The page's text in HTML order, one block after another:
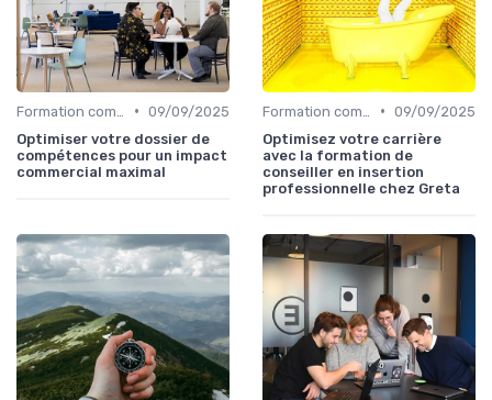
• 09/09/2025
Optimiser votre dossier de
compétences pour un impact
commercial maximal
• 09/09/2025
Optimisez votre carrière
avec la formation de
conseiller en insertion
professionnelle chez Greta